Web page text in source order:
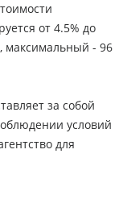
от 4.5% до
максимальный - 96
за собой
условий
для